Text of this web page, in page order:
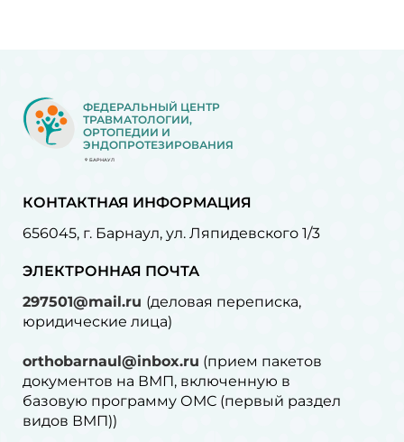
ФЕДЕРАЛЬНЫЙ ЦЕНТР
ТРАВМАТОЛОГИИ,
ОРТОПЕДИИ И
ЭНДОПРОТЕЗИРОВАНИЯ
БАРНАУЛ
КОНТАКТНАЯ ИНФОРМАЦИЯ
656045, г. Барнаул, ул. Ляпидевского 1/3
ЭЛЕКТРОННАЯ ПОЧТА
297501@mail.ru (деловая переписка,
юридические лица)
orthobarnaul@inbox.ru (прием пакетов
документов на ВМП, включенную в
базовую программу ОМС (первый раздел
видов ВМП))